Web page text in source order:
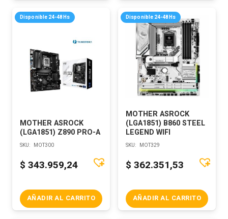
Disponible 24-48Hs
MOTHER ASROCK
(LGA1851) Z890 PRO-A
SKU: MOT300
$ 343.959,24
AÑADIR AL CARRITO
Disponible 24-48Hs
MOTHER ASROCK
(LGA1851) B860 STEEL
LEGEND WIFI
SKU: MOT329
$ 362.351,53
AÑADIR AL CARRITO